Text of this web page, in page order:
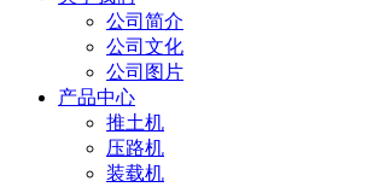
公司简介
公司文化
公司图片
产品中心
推土机
压路机
装载机